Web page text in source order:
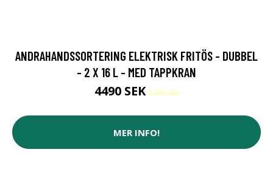
ANDRAHANDSSORTERING ELEKTRISK FRITÖS - DUBBEL
- 2 X 16 L - MED TAPPKRAN
4490 SEK5499 SEK
MER INFO!